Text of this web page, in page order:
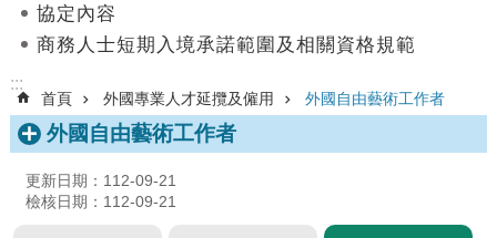
絡
我
們
English
隱
私
協定內容
商務人士短期入境承諾範圍及相關資格規範
:::
首頁 外國專業人才延攬及僱用 外國自由藝術工作者
外國自由藝術工作者
更新日期：112-09-21
檢核日期：112-09-21